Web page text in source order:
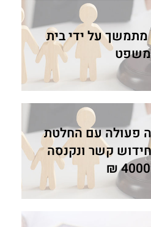
מתמשך על ידי בית
פעולה עם החלטת
קשר ונקנסה